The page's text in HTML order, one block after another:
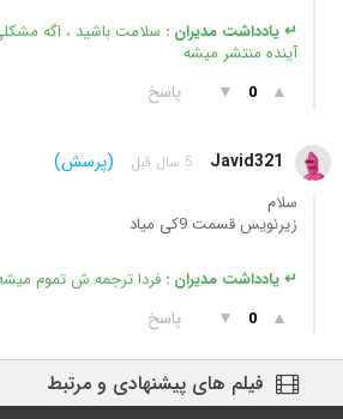
↵ یادداشت مدیران : سلامت باشید ، اگه
آینده منتشر میشه
▲
0
▼ پاسخ
Javid321 5 سال قبل (پرسش)
سلام
زیرنویس قسمت 9کی میاد
↵ یادداشت مدیران : فردا ترجمه ش تموم
▲
0
▼ پاسخ
فیلم های پیشنهادی و مرتبط